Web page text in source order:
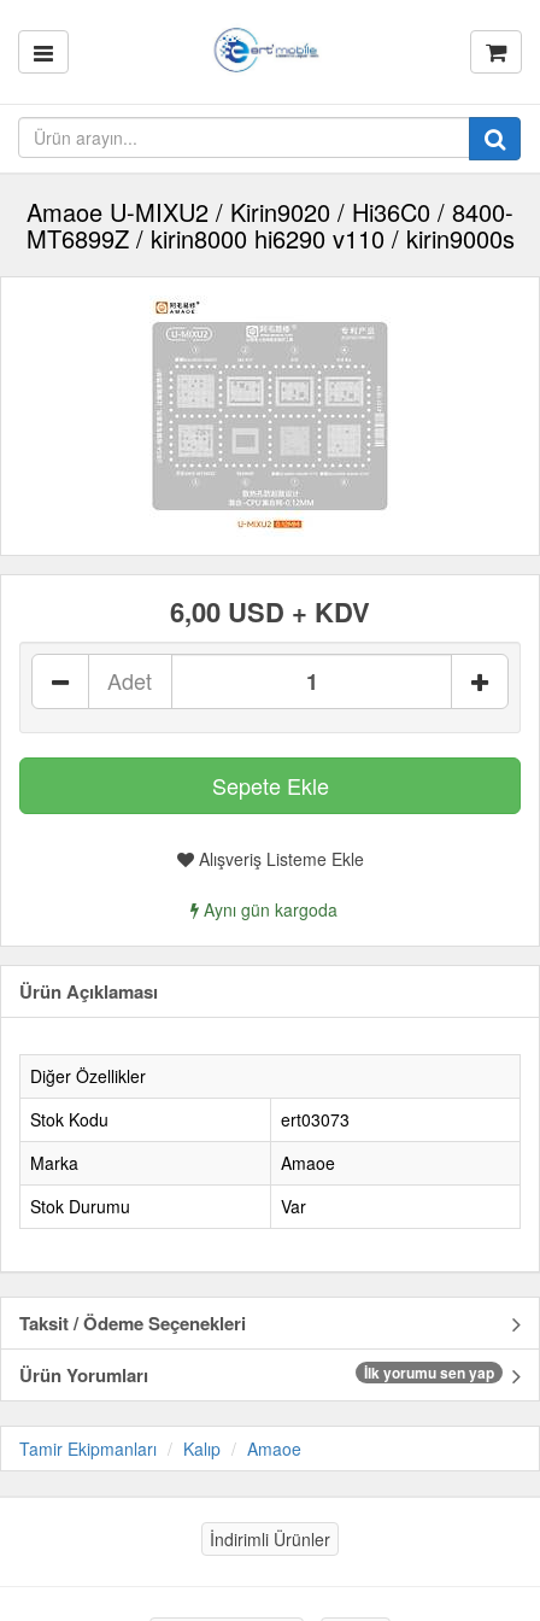
Amaoe U-MIXU2 / Kirin9020 / Hi36C0 / 8400-
MT6899Z / kirin8000 hi6290 v110 / kirin9000s
6,00 USD + KDV
Adet
Alışveriş Listeme Ekle
Aynı gün kargoda
Ürün Açıklaması
Diğer Özellikler
Stok Kodu
ert03073
Marka
Amaoe
Stok Durumu
Var
Taksit / Ödeme Seçenekleri
Ürün Yorumları
İlk yorumu sen yap
Tamir Ekipmanları Kalıp Amaoe
İndirimli Ürünler